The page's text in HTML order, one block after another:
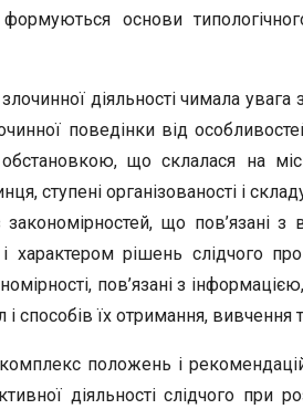
формуються основи
діяльності чимала
поведінки від
обстановкою, що склалася на
ступені організованості і
що пов’язані
і характером рішень слідчого
пов’язані з
способів їх отримання, вивчення
положень і
діяльності слідчого при